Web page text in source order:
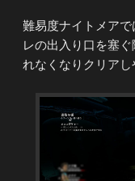
難易度ナイトメアで
レの出入り口を塞
れなくなりクリアし